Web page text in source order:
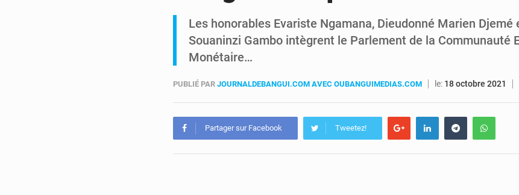
Les honorables Evariste Ngamana, Dieudonné Marien Djemé
Souaninzi Gambo intègrent le Parlement de la Communauté
Monétaire…
PUBLIÉ PAR JOURNALDEBANGUI.COM AVEC OUBANGUIMEDIAS.COM le: 18 octobre 2021
Partager sur Facebook Tweetez!